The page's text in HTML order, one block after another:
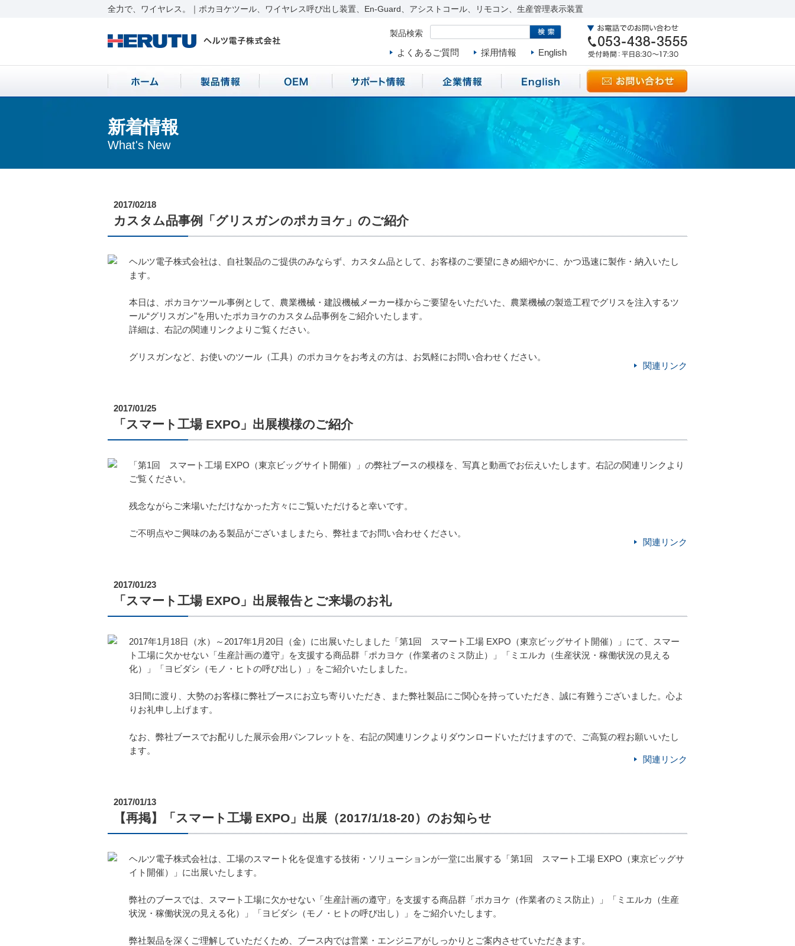
全力で、ワイヤレス。｜ポカヨケツール、ワイヤレス呼び出し装置、En-Guard、アシストコール、リモコン、生産管理表示装置
製品検索
よくあるご質問 採用情報 English
新着情報
What's New
2017/02/18
カスタム品事例「グリスガンのポカヨケ」のご紹介
ヘルツ電子株式会社は、自社製品のご提供のみならず、カスタム品として、お客様のご要望にきめ細やかに、かつ迅速に製作・納入いたし
ます。
本日は、ポカヨケツール事例として、農業機械・建設機械メーカー様からご要望をいただいた、農業機械の製造工程でグリスを注入するツ
ール“グリスガン”を用いたポカヨケのカスタム品事例をご紹介いたします。
詳細は、右記の関連リンクよりご覧ください。
グリスガンなど、お使いのツール（工具）のポカヨケをお考えの方は、お気軽にお問い合わせください。
関連リンク
2017/01/25
「スマート工場 EXPO」出展模様のご紹介
「第1回 スマート工場 EXPO（東京ビッグサイト開催）」の弊社ブースの模様を、写真と動画でお伝えいたします。右記の関連リンクより
ご覧ください。
残念ながらご来場いただけなかった方々にご覧いただけると幸いです。
ご不明点やご興味のある製品がございましまたら、弊社までお問い合わせください。
関連リンク
2017/01/23
「スマート工場 EXPO」出展報告とご来場のお礼
2017年1月18日（水）～2017年1月20日（金）に出展いたしました「第1回 スマート工場 EXPO（東京ビッグサイト開催）」にて、スマー
ト工場に欠かせない「生産計画の遵守」を支援する商品群「ポカヨケ（作業者のミス防止）」「ミエルカ（生産状況・稼働状況の見える
化）」「ヨビダシ（モノ・ヒトの呼び出し）」をご紹介いたしました。
3日間に渡り、大勢のお客様に弊社ブースにお立ち寄りいただき、また弊社製品にご関心を持っていただき、誠に有難うございました。心よ
りお礼申し上げます。
なお、弊社ブースでお配りした展示会用パンフレットを、右記の関連リンクよりダウンロードいただけますので、ご高覧の程お願いいたし
ます。
関連リンク
2017/01/13
【再掲】「スマート工場 EXPO」出展（2017/1/18-20）のお知らせ
ヘルツ電子株式会社は、工場のスマート化を促進する技術・ソリューションが一堂に出展する「第1回 スマート工場 EXPO（東京ビッグサ
イト開催）」に出展いたします。
弊社のブースでは、スマート工場に欠かせない「生産計画の遵守」を支援する商品群「ポカヨケ（作業者のミス防止）」「ミエルカ（生産
状況・稼働状況の見える化）」「ヨビダシ（モノ・ヒトの呼び出し）」をご紹介いたします。
弊社製品を深くご理解していただくため、ブース内では営業・エンジニアがしっかりとご案内させていただきます。